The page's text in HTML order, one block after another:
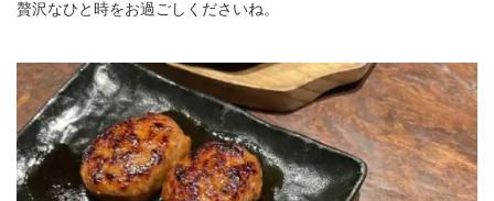
贅沢なひと時をお過ごしくださいね。